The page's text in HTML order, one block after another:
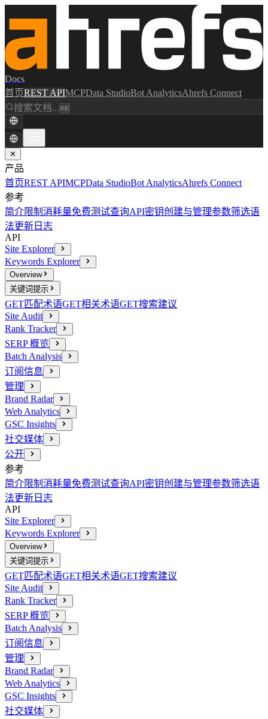
Docs
首页REST APIMCPData StudioBot AnalyticsAhrefs Connect
搜索文档...⌘K
✕
产品
首页REST APIMCPData StudioBot AnalyticsAhrefs Connect
参考
简介限制消耗量免费测试查询API密钥创建与管理参数筛选语
法更新日志
API
Site Explorer
Keywords Explorer
Overview
关键词提示
GET匹配术语GET相关术语GET搜索建议
Site Audit
Rank Tracker
SERP 概览
Batch Analysis
订阅信息
管理
Brand Radar
Web Analytics
GSC Insights
社交媒体
公开
参考
简介限制消耗量免费测试查询API密钥创建与管理参数筛选语
法更新日志
API
Site Explorer
Keywords Explorer
Overview
关键词提示
GET匹配术语GET相关术语GET搜索建议
Site Audit
Rank Tracker
SERP 概览
Batch Analysis
订阅信息
管理
Brand Radar
Web Analytics
GSC Insights
社交媒体